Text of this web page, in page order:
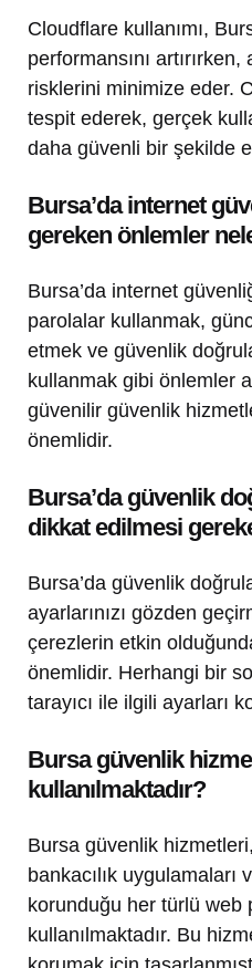
Cloudflare kullanımı,
performansını
risklerini minimize eder.
tespit ederek, gerçek
daha güvenli bir şekilde
Bursa’da internet
gereken önlemler
Bursa’da internet
parolalar kullanmak,
etmek ve güvenlik
kullanmak gibi önlemler
güvenilir güvenlik
önemlidir.
Bursa’da güvenlik
dikkat edilmesi
Bursa’da güvenlik
ayarlarınızı gözden
çerezlerin etkin
önemlidir. Herhangi bir
tarayıcı ile ilgili ayarları
Bursa güvenlik
kullanılmaktadır?
Bursa güvenlik
bankacılık uygulamaları
korunduğu her türlü web
kullanılmaktadır. Bu